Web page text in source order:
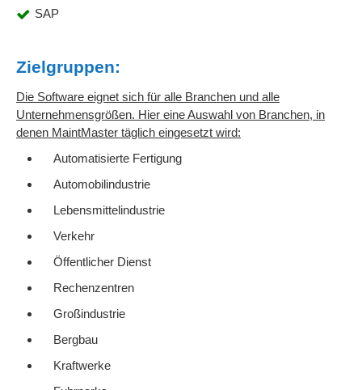
SAP
Zielgruppen:
Die Software eignet sich für alle Branchen und alle
Unternehmensgrößen. Hier eine Auswahl von Branchen, in
denen MaintMaster täglich eingesetzt wird:
Automatisierte Fertigung
Automobilindustrie
Lebensmittelindustrie
Verkehr
Öffentlicher Dienst
Rechenzentren
Großindustrie
Bergbau
Kraftwerke